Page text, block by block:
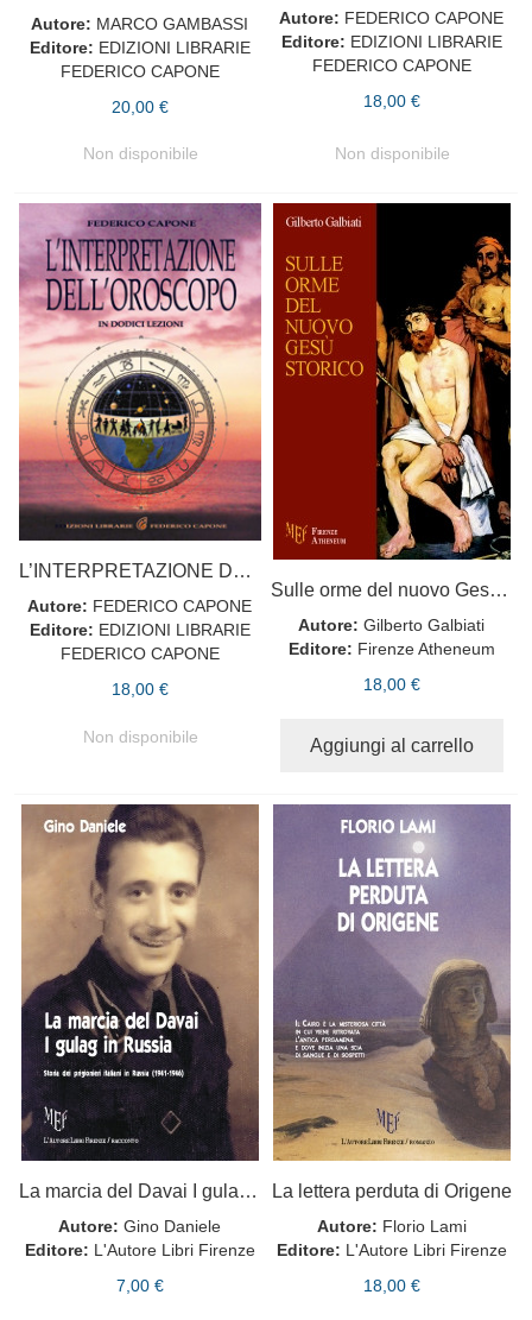
Autore: MARCO GAMBASSI
Editore: EDIZIONI LIBRARIE
FEDERICO CAPONE
20,00 €
Non disponibile
Autore: FEDERICO CAPONE
Editore: EDIZIONI LIBRARIE
FEDERICO CAPONE
18,00 €
Non disponibile
Autore: FEDERICO CAPONE
Editore: EDIZIONI LIBRARIE
FEDERICO CAPONE
18,00 €
Non disponibile
Sulle orme del nuovo Gesù storico
Autore: Gilberto Galbiati
Editore: Firenze Atheneum
18,00 €
Aggiungi al carrello
La marcia del Davai I gulag in Russia
Autore: Gino Daniele
Editore: L'Autore Libri Firenze
7,00 €
La lettera perduta di Origene
Autore: Florio Lami
Editore: L'Autore Libri Firenze
18,00 €